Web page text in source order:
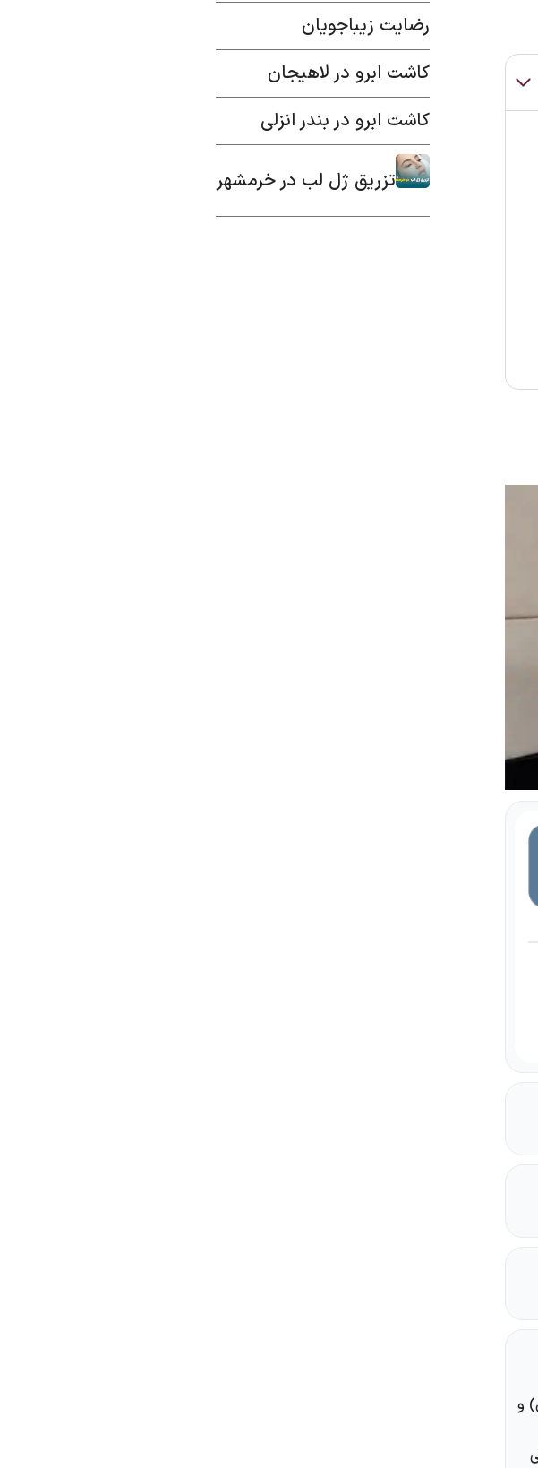
رضایت زیباجویان
کاشت ابرو در لاهیجان
کاشت ابرو در بندر انزلی
تزریق ژل لب در خرمشهر
و